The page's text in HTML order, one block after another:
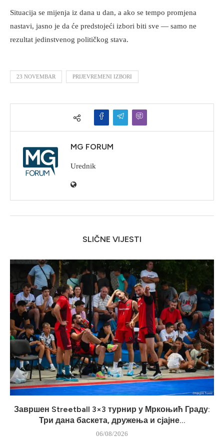
Situacija se mijenja iz dana u dan, a ako se tempo promjena
nastavi, jasno je da će predstojeći izbori biti sve — samo ne
rezultat jedinstvenog političkog stava.
23 NOVEMBAR PRIJEVREMENI IZBORI
MG FORUM
Urednik
SLIČNE VIJESTI
Завршен Streetball 3×3 турнир у Мркоњић Граду:
Три дана баскета, дружења и сјајне...
06/08/2026